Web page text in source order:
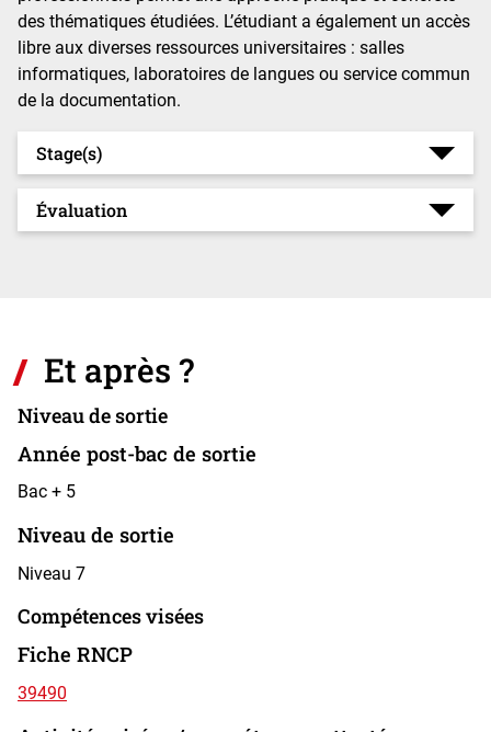
des thématiques étudiées. L’étudiant a également un accès
libre aux diverses ressources universitaires : salles
informatiques, laboratoires de langues ou service commun
de la documentation.
Stage(s)
Évaluation
Et après ?
Niveau de sortie
Année post-bac de sortie
Bac + 5
Niveau de sortie
Niveau 7
Compétences visées
Fiche RNCP
39490